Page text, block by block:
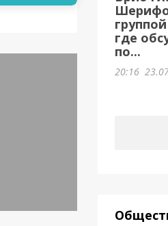
где
по...
20:16